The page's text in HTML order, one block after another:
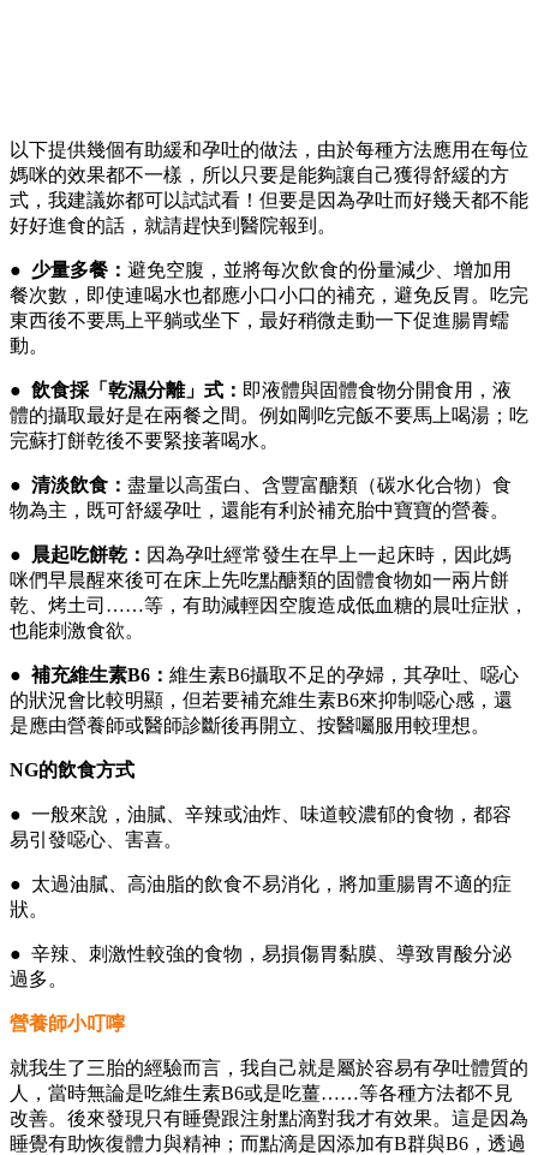
以下提供幾個有助緩和孕吐的做法，由於每種方法應用在每位
媽咪的效果都不一樣，所以只要是能夠讓自己獲得舒緩的方
式，我建議妳都可以試試看！但要是因為孕吐而好幾天都不能
好好進食的話，就請趕快到醫院報到。
● 少量多餐： 避免空腹，並將每次飲食的份量減少、增加用
餐次數，即使連喝水也都應小口小口的補充，避免反胃。吃完
東西後不要馬上平躺或坐下，最好稍微走動一下促進腸胃蠕
動。
● 飲食採「乾濕分離」式： 即液體與固體食物分開食用，液
體的攝取最好是在兩餐之間。例如剛吃完飯不要馬上喝湯；吃
完蘇打餅乾後不要緊接著喝水。
● 清淡飲食： 盡量以高蛋白、含豐富醣類（碳水化合物）食
物為主，既可舒緩孕吐，還能有利於補充胎中寶寶的營養。
● 晨起吃餅乾： 因為孕吐經常發生在早上一起床時，因此媽
咪們早晨醒來後可在床上先吃點醣類的固體食物如一兩片餅
乾、烤土司……等，有助減輕因空腹造成低血糖的晨吐症狀，
也能刺激食欲。
● 補充維生素B6： 維生素B6攝取不足的孕婦，其孕吐、噁心
的狀況會比較明顯，但若要補充維生素B6來抑制噁心感，還
是應由營養師或醫師診斷後再開立、按醫囑服用較理想。
NG的飲食方式
● 一般來說，油膩、辛辣或油炸、味道較濃郁的食物，都容
易引發噁心、害喜。
● 太過油膩、高油脂的飲食不易消化，將加重腸胃不適的症
狀。
● 辛辣、刺激性較強的食物，易損傷胃黏膜、導致胃酸分泌
過多。
營養師小叮嚀
就我生了三胎的經驗而言，我自己就是屬於容易有孕吐體質的
人，當時無論是吃維生素B6或是吃薑……等各種方法都不見
改善。後來發現只有睡覺跟注射點滴對我才有效果。這是因為
睡覺有助恢復體力與精神；而點滴是因添加有B群與B6，透過